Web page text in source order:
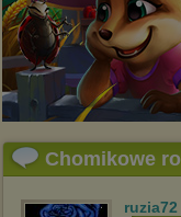
Chomikowe
ruzia72